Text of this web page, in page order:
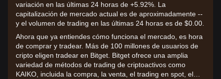
variación en las últimas 24 horas de +5.92%. La
capitalización de mercado actual es de aproximadamente --
y el volumen de trading en las últimas 24 horas es de $0.00.
Ahora que ya entiendes cómo funciona el mercado, es hora
de comprar y tradear. Más de 100 millones de usuarios de
cripto eligen tradear en Bitget. Bitget ofrece una amplia
variedad de métodos de trading de criptoactivos como
KAIKO, incluida la compra, la venta, el trading en spot, el